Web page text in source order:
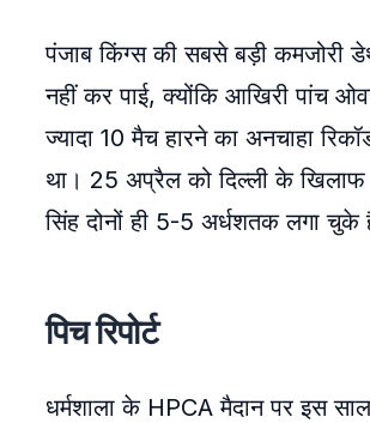
पंजाब किंग्स की सबसे बड़ी कमजोरी
नहीं कर पाई, क्योंकि आखिरी पांच
ज्यादा 10 मैच हारने का अनचाहा
था। 25 अप्रैल को दिल्ली के खिलाफ
सिंह दोनों ही 5-5 अर्धशतक लगा चुके
पिच रिपोर्ट
धर्मशाला के HPCA मैदान पर इस